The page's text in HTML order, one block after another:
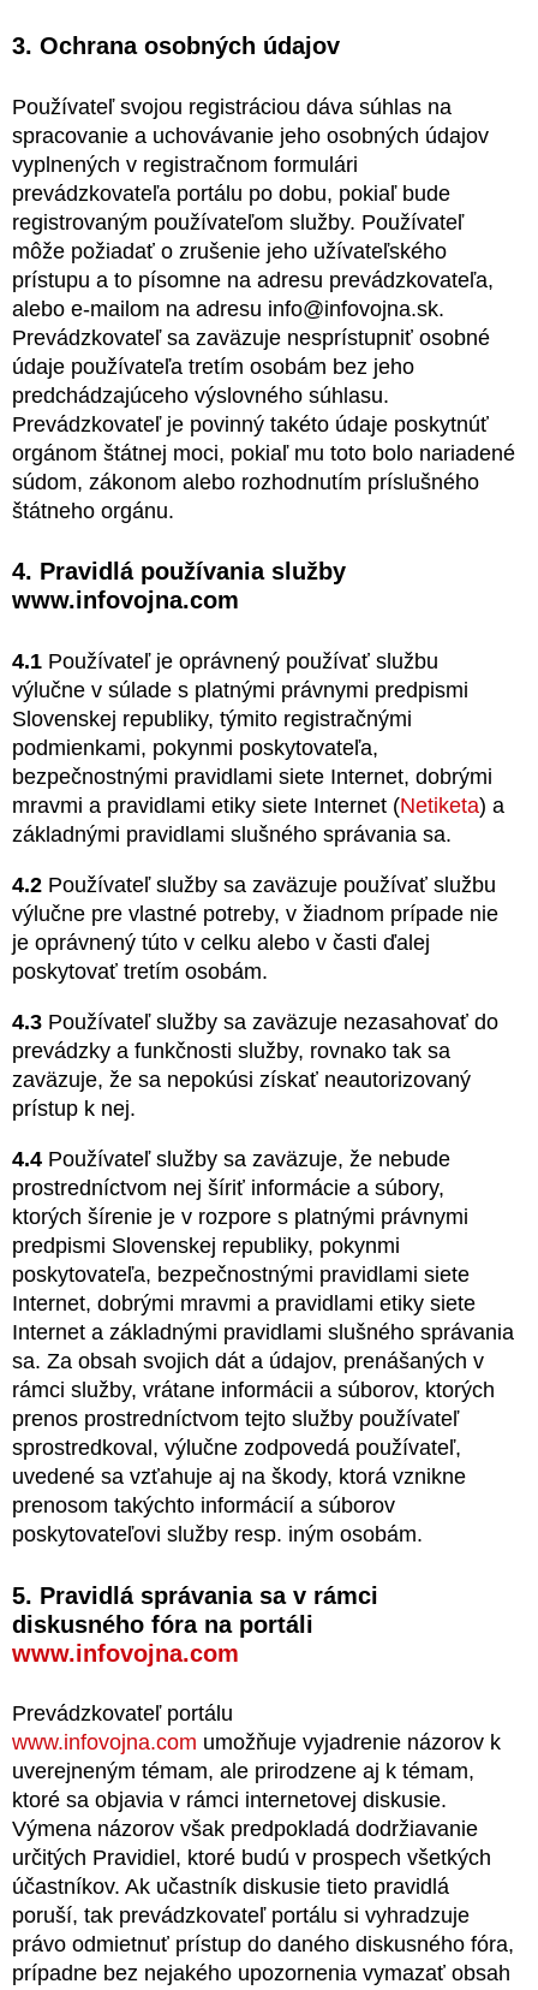
3. Ochrana osobných údajov
Používateľ svojou registráciou dáva súhlas na
spracovanie a uchovávanie jeho osobných údajov
vyplnených v registračnom formulári
prevádzkovateľa portálu po dobu, pokiaľ bude
registrovaným používateľom služby. Používateľ
môže požiadať o zrušenie jeho užívateľského
prístupu a to písomne na adresu prevádzkovateľa,
alebo e-mailom na adresu info@infovojna.sk.
Prevádzkovateľ sa zaväzuje nesprístupniť osobné
údaje používateľa tretím osobám bez jeho
predchádzajúceho výslovného súhlasu.
Prevádzkovateľ je povinný takéto údaje poskytnúť
orgánom štátnej moci, pokiaľ mu toto bolo nariadené
súdom, zákonom alebo rozhodnutím príslušného
štátneho orgánu.
4. Pravidlá používania služby
www.infovojna.com
4.1 Používateľ je oprávnený používať službu
výlučne v súlade s platnými právnymi predpismi
Slovenskej republiky, týmito registračnými
podmienkami, pokynmi poskytovateľa,
bezpečnostnými pravidlami siete Internet, dobrými
mravmi a pravidlami etiky siete Internet (Netiketa) a
základnými pravidlami slušného správania sa.
4.2 Používateľ služby sa zaväzuje používať službu
výlučne pre vlastné potreby, v žiadnom prípade nie
je oprávnený túto v celku alebo v časti ďalej
poskytovať tretím osobám.
4.3 Používateľ služby sa zaväzuje nezasahovať do
prevádzky a funkčnosti služby, rovnako tak sa
zaväzuje, že sa nepokúsi získať neautorizovaný
prístup k nej.
4.4 Používateľ služby sa zaväzuje, že nebude
prostredníctvom nej šíriť informácie a súbory,
ktorých šírenie je v rozpore s platnými právnymi
predpismi Slovenskej republiky, pokynmi
poskytovateľa, bezpečnostnými pravidlami siete
Internet, dobrými mravmi a pravidlami etiky siete
Internet a základnými pravidlami slušného správania
sa. Za obsah svojich dát a údajov, prenášaných v
rámci služby, vrátane informácii a súborov, ktorých
prenos prostredníctvom tejto služby používateľ
sprostredkoval, výlučne zodpovedá používateľ,
uvedené sa vzťahuje aj na škody, ktorá vznikne
prenosom takýchto informácií a súborov
poskytovateľovi služby resp. iným osobám.
5. Pravidlá správania sa v rámci
diskusného fóra na portáli
www.infovojna.com
Prevádzkovateľ portálu
www.infovojna.com umožňuje vyjadrenie názorov k
uverejneným témam, ale prirodzene aj k témam,
ktoré sa objavia v rámci internetovej diskusie.
Výmena názorov však predpokladá dodržiavanie
určitých Pravidiel, ktoré budú v prospech všetkých
účastníkov. Ak učastník diskusie tieto pravidlá
poruší, tak prevádzkovateľ portálu si vyhradzuje
právo odmietnuť prístup do daného diskusného fóra,
prípadne bez nejakého upozornenia vymazať obsah